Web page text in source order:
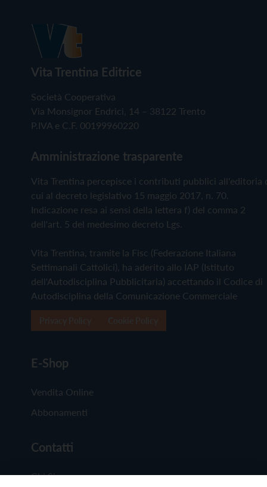
Vita Trentina Editrice
Società Cooperativa
Via Monsignor Endrici, 14 – 38122 Trento
P.IVA e C.F. 00199960220
Amministrazione trasparente
Vita Trentina percepisce i contributi pubblici all'editoria
cui al decreto legislativo 15 maggio 2017, n. 70.
Indicazione resa ai sensi della lettera f) del comma 2
dell'art. 5 del medesimo decreto Lgs.
Vita Trentina, tramite la Fisc (Federazione Italiana
Settimanali Cattolici), ha aderito allo IAP (Istituto
dell'Autodisciplina Pubblicitaria) accettando il Codice di
Autodisciplina della Comunicazione Commerciale
E-Shop
Vendita Online
Abbonamenti
Contatti
Chi Siamo